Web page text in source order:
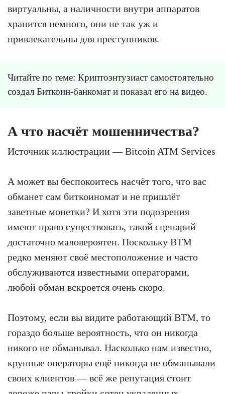
виртуальны, а наличности внутри аппаратов
хранится немного, они не так уж и
привлекательны для преступников.
Читайте по теме: Криптоэнтузиаст самостоятельно
создал Биткоин-банкомат и показал его на видео.
А что насчёт мошенничества?
Источник иллюстрации — Bitcoin ATM Services
А может вы беспокоитесь насчёт того, что вас
обманет сам биткоиномат и не пришлёт
заветные монетки? И хотя эти подозрения
имеют право существовать, такой сценарий
достаточно маловероятен. Поскольку BTM
редко меняют своё местоположение и часто
обслуживаются известными операторами,
любой обман вскроется очень скоро.
Поэтому, если вы видите работающий BTM, то
гораздо больше вероятность, что он никогда
никого не обманывал. Насколько нам известно,
крупные операторы ещё никогда не обманывали
своих клиентов — всё же репутация стоит